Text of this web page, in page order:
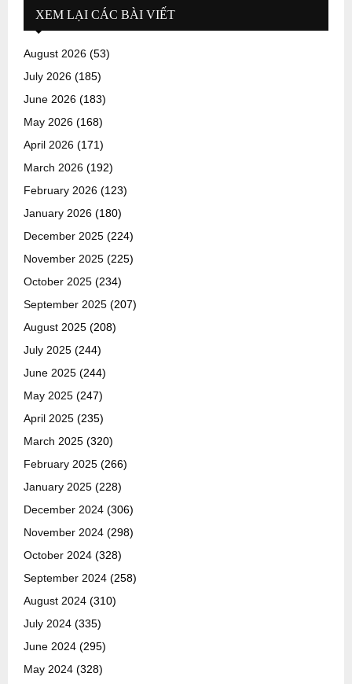
XEM LẠI CÁC BÀI VIẾT
August 2026 (53)
July 2026 (185)
June 2026 (183)
May 2026 (168)
April 2026 (171)
March 2026 (192)
February 2026 (123)
January 2026 (180)
December 2025 (224)
November 2025 (225)
October 2025 (234)
September 2025 (207)
August 2025 (208)
July 2025 (244)
June 2025 (244)
May 2025 (247)
April 2025 (235)
March 2025 (320)
February 2025 (266)
January 2025 (228)
December 2024 (306)
November 2024 (298)
October 2024 (328)
September 2024 (258)
August 2024 (310)
July 2024 (335)
June 2024 (295)
May 2024 (328)